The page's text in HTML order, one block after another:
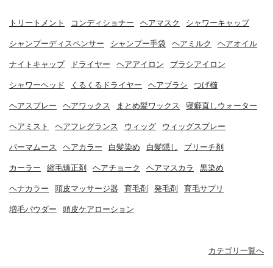
トリートメント コンディショナー ヘアマスク シャワーキャップ
シャンプーディスペンサー シャンプー手袋 ヘアミルク ヘアオイル
ナイトキャップ ドライヤー ヘアアイロン ブラシアイロン
シャワーヘッド くるくるドライヤー ヘアブラシ つげ櫛
ヘアスプレー ヘアワックス まとめ髪ワックス 寝癖直しウォーター
ヘアミスト ヘアフレグランス ウィッグ ウィッグスプレー
パーマムース ヘアカラー 白髪染め 白髪隠し ブリーチ剤
カーラー 縮毛矯正剤 ヘアチョーク ヘアマスカラ 黒染め
ヘナカラー 頭皮マッサージ器 育毛剤 発毛剤 育毛サプリ
増毛パウダー 頭皮ケアローション
カテゴリ一覧へ